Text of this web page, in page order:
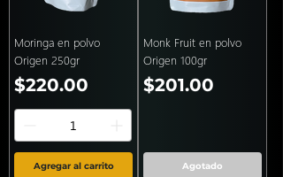
Moringa en polvo
Origen 250gr
Precio
$220.00
Agregar al carrito
Monk Fruit en polvo
Origen 100gr
Precio
$201.00
Agotado